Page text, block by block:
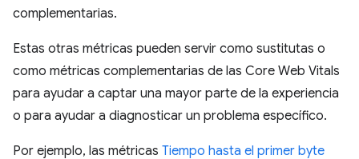
complementarias.
Estas otras métricas pueden servir como sustitutas o
como métricas complementarias de las Core Web Vitals
para ayudar a captar una mayor parte de la experiencia
o para ayudar a diagnosticar un problema específico.
Por ejemplo, las métricas Tiempo hasta el primer byte